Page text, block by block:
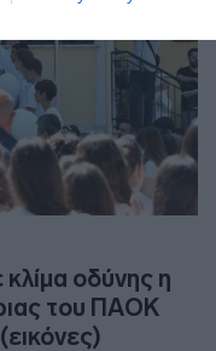
οδύνης η
του ΠΑΟΚ